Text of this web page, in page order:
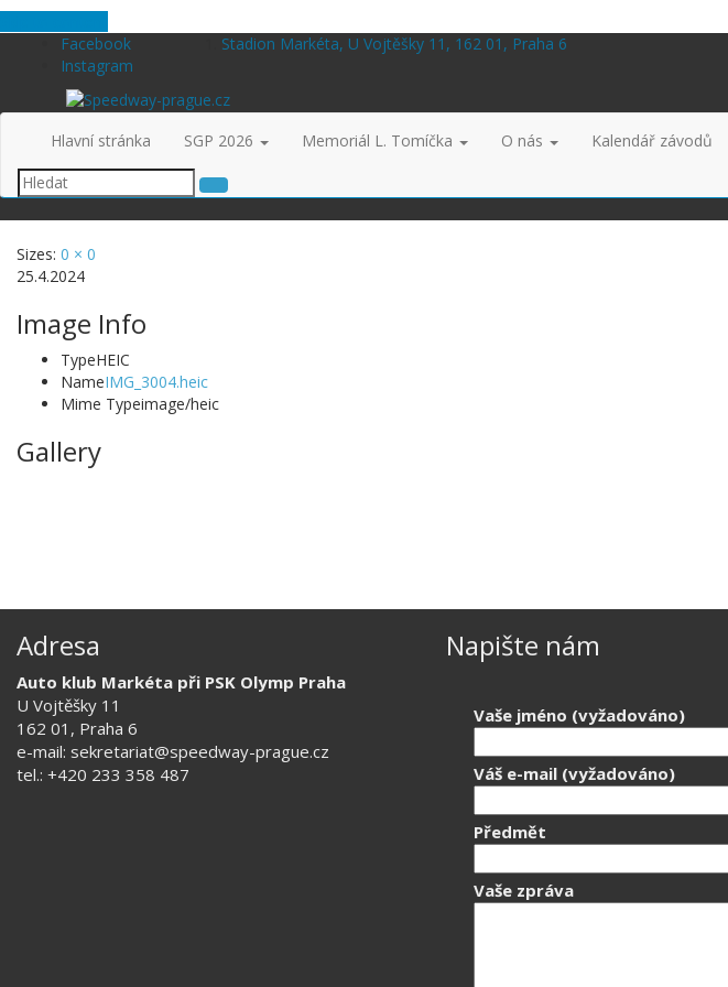
Facebook
Instagram
Stadion Markéta, U Vojtěšky 11, 162 01, Praha 6
Hlavní stránka SGP 2026 Memoriál L. Tomíčka O nás Kalendář závodů
Sizes: 0 × 0
25.4.2024
Image Info
TypeHEIC
NameIMG_3004.heic
Mime Typeimage/heic
Gallery
Adresa
Auto klub Markéta při PSK Olymp Praha
U Vojtěšky 11
162 01, Praha 6
e-mail: sekretariat@speedway-prague.cz
tel.: +420 233 358 487
Napište nám
Vaše jméno (vyžadováno)
Váš e-mail (vyžadováno)
Předmět
Vaše zpráva